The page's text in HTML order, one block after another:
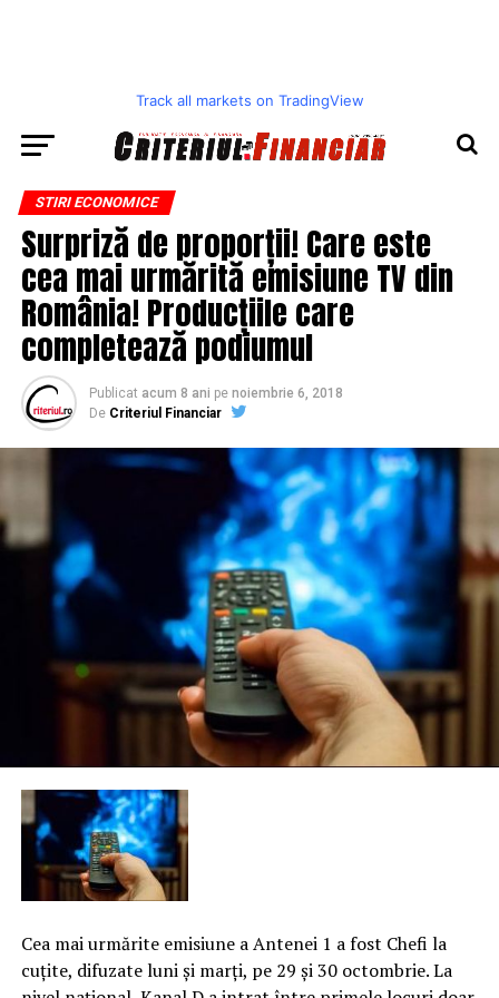
Track all markets on TradingView
STIRI ECONOMICE
Surpriză de proporții! Care este
cea mai urmărită emisiune TV din
România! Producțiile care
completează podiumul
Publicat acum 8 ani pe noiembrie 6, 2018
De Criteriul Financiar
Cea mai urmărite emisiune a Antenei 1 a fost Chefi la
cuţite, difuzate luni şi marţi, pe 29 şi 30 octombrie. La